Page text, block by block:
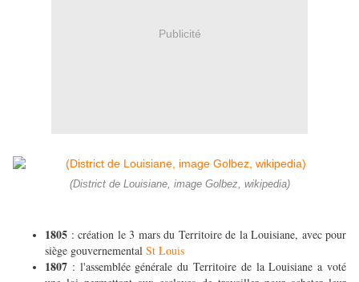
Publicité
(District de Louisiane, image Golbez, wikipedia)
1805 : création le 3 mars du Territoire de la Louisiane, avec pour
siège gouvernemental St Louis
1807 : l'assemblée générale du Territoire de la Louisiane a voté